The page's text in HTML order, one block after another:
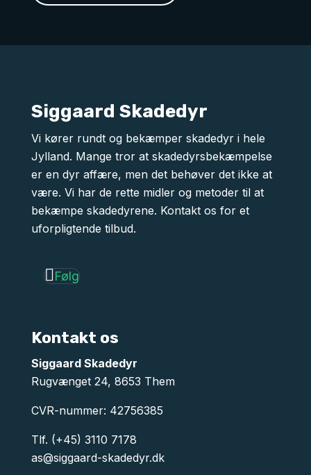
Siggaard Skadedyr
Vi kører rundt og bekæmper skadedyr i hele
Jylland. Mange tror at skadedyrsbekæmpelse
er en dyr affære, men det behøver det ikke at
være. Vi har de rette midler og metoder til at
bekæmpe skadedyrene. Kontakt os for et
uforpligtende tilbud.
Følg
Kontakt os
Siggaard Skadedyr
Rugvænget 24, 8653 Them
CVR-nummer: 42756385
Tlf. (+45) 3110 7178
as@siggaard-skadedyr.dk